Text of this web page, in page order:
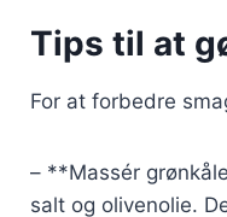
Tips til at
For at forbedre
– **Massér
salt og olivenolie.